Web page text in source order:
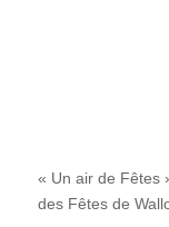
« Un air de Fêtes
des Fêtes de